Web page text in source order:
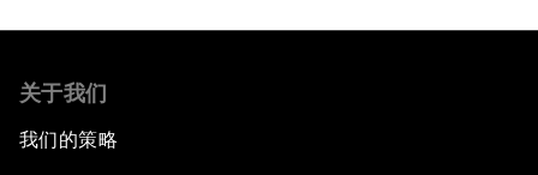
关于我们
我们的策略